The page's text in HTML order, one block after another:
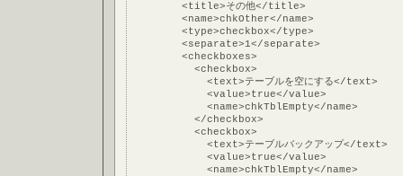
        <title>その他</title>
        <name>chkOther</name>
        <type>checkbox</type>
        <separate>1</separate>
        <checkboxes>
          <checkbox>
            <text>テーブルを空にする</text>
            <value>true</value>
            <name>chkTblEmpty</name>
          </checkbox>
          <checkbox>
            <text>テーブルバックアップ</text>
            <value>true</value>
            <name>chkTblEmpty</name>